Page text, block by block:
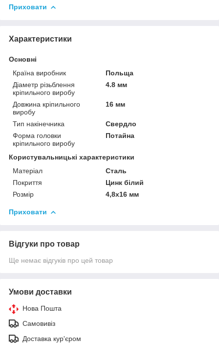
Приховати
Характеристики
Основні
Країна виробник
Польща
Діаметр різьблення
кріпильного виробу
4.8 мм
Довжина кріпильного
виробу
16 мм
Тип накінечника
Свердло
Форма головки
кріпильного виробу
Потайна
Користувальницькі характеристики
Матеріал
Сталь
Покриття
Цинк білий
Розмір
4,8х16 мм
Приховати
Відгуки про товар
Ще немає відгуків про цей товар
Умови доставки
Нова Пошта
Самовивіз
Доставка кур'єром